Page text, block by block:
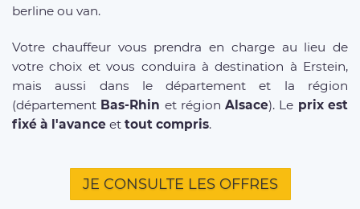
berline ou van.
Votre chauffeur vous prendra en charge au lieu de
votre choix et vous conduira à destination à Erstein,
mais aussi dans le département et la région
(département Bas-Rhin et régionAlsace). Le prix est
fixé à l'avance et tout compris.
JE CONSULTE LES OFFRES